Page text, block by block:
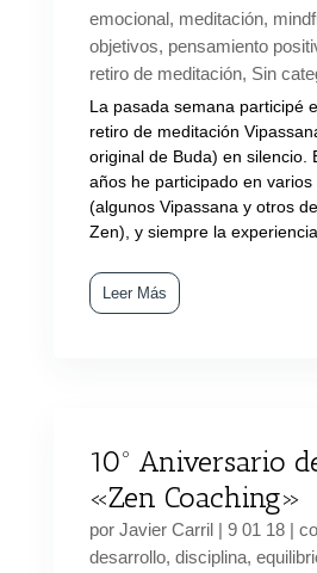
emocional, meditación,
objetivos, pensamiento
retiro de meditación, Sin
La pasada semana participé
retiro de meditación
original de Buda) en silencio.
años he participado en
(algunos Vipassana y otros
Zen), y siempre la experiencia
Leer Más
10º Aniversario
«Zen Coaching»
por Javier Carril| 9 01 18|
desarrollo, disciplina,